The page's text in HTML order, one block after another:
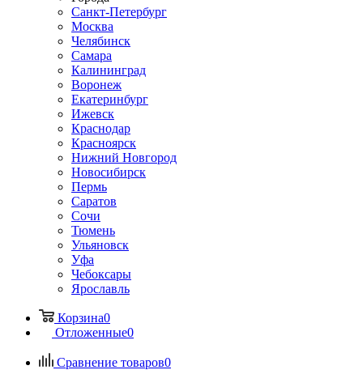
Санкт-Петербург
Москва
Челябинск
Самара
Калининград
Воронеж
Екатеринбург
Ижевск
Краснодар
Красноярск
Нижний Новгород
Новосибирск
Пермь
Саратов
Сочи
Тюмень
Ульяновск
Уфа
Чебоксары
Ярославль
Корзина0
Отложенные0
Сравнение товаров0